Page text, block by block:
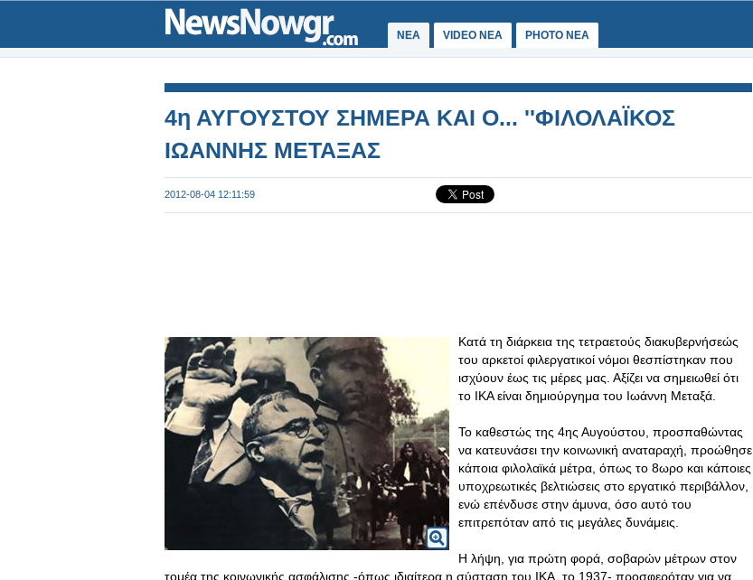
ΝΕΑ VIDEO NEA PHOTO NEA
4η ΑΥΓΟΥΣΤΟΥ ΣΗΜΕΡΑ ΚΑΙ Ο... ''ΦΙΛΟΛΑΪΚΟΣ
ΙΩΑΝΝΗΣ ΜΕΤΑΞΑΣ
2012-08-04 12:11:59
Κατά τη διάρκεια της τετραετούς διακυβερνήσεώς
του αρκετοί φιλεργατικοί νόμοι θεσπίστηκαν που
ισχύουν έως τις μέρες μας. Αξίζει να σημειωθεί ότι
το ΙΚΑ είναι δημιούργημα του Ιωάννη Μεταξά.
Το καθεστώς της 4ης Αυγούστου, προσπαθώντας
να κατευνάσει την κοινωνική αναταραχή, προώθησε
κάποια φιλολαϊκά μέτρα, όπως το 8ωρο και κάποιες
υποχρεωτικές βελτιώσεις στο εργατικό περιβάλλον,
ενώ επένδυσε στην άμυνα, όσο αυτό του
επιτρεπόταν από τις μεγάλες δυνάμεις.
Η λήψη, για πρώτη φορά, σοβαρών μέτρων στον
τομέα της κοινωνικής ασφάλισης -όπως ιδιαίτερα η σύσταση του ΙΚΑ, το 1937- προσφερόταν για να